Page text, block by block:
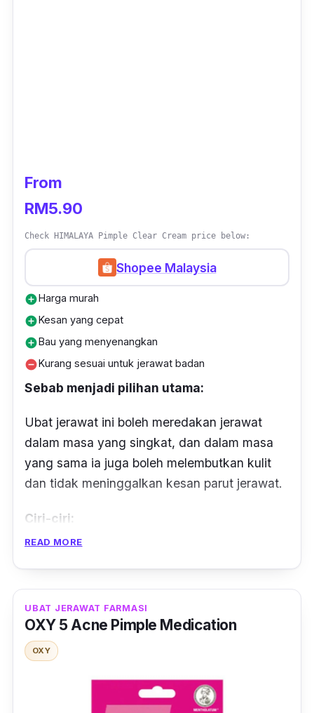
From
RM5.90
Check HIMALAYA Pimple Clear Cream price below:
Shopee Malaysia
add_circleHarga murah
add_circleKesan yang cepat
add_circleBau yang menyenangkan
remove_circleKurang sesuai untuk jerawat badan
Sebab menjadi pilihan utama:
Ubat jerawat ini boleh meredakan jerawat
dalam masa yang singkat, dan dalam masa
yang sama ia juga boleh melembutkan kulit
dan tidak meninggalkan kesan parut jerawat.
Ciri-ciri:
antara produk yang popular untuk
menyelesaikan masalah jerawat, baik untuk
perempuan mahupun lelaki.
Selain daripada harganya yang murah dan
dikatakan mampu memberi kesan
pengurangan jerawat dalam waktu yang
READ MORE
UBAT JERAWAT FARMASI
OXY 5 Acne Pimple Medication
OXY